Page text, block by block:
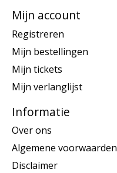
Mijn account
Registreren
Mijn bestellingen
Mijn tickets
Mijn verlanglijst
Informatie
Over ons
Algemene voorwaarden
Disclaimer